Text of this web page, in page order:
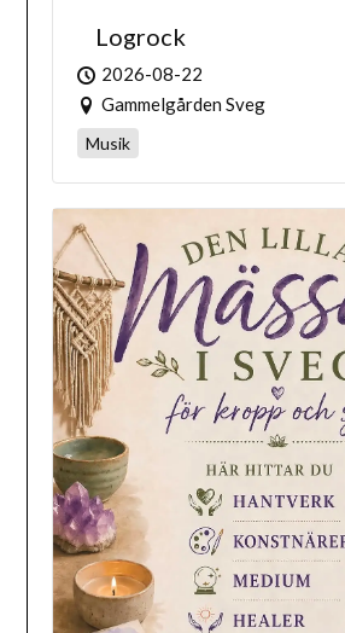
Logrock
2026-08-22
Gammelgården Sveg
Musik